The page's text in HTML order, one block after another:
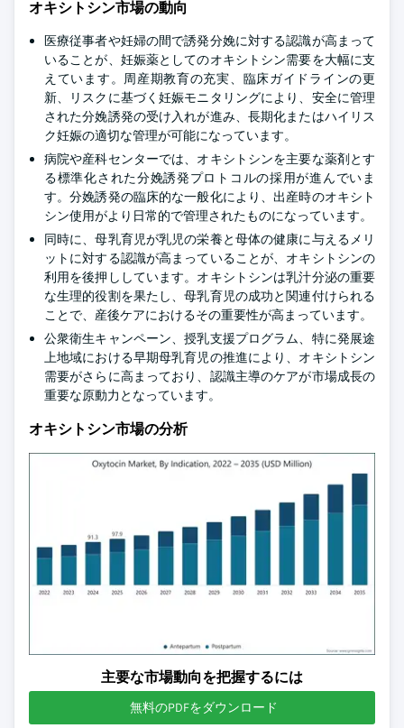
オキシトシン市場の動向
医療従事者や妊婦の間で誘発分娩に対する認識が高まって
いることが、妊娠薬としてのオキシトシン需要を大幅に支
えています。周産期教育の充実、臨床ガイドラインの更
新、リスクに基づく妊娠モニタリングにより、安全に管理
された分娩誘発の受け入れが進み、長期化またはハイリス
ク妊娠の適切な管理が可能になっています。
病院や産科センターでは、オキシトシンを主要な薬剤とす
る標準化された分娩誘発プロトコルの採用が進んでいま
す。分娩誘発の臨床的な一般化により、出産時のオキシト
シン使用がより日常的で管理されたものになっています。
同時に、母乳育児が乳児の栄養と母体の健康に与えるメリ
ットに対する認識が高まっていることが、オキシトシンの
利用を後押ししています。オキシトシンは乳汁分泌の重要
な生理的役割を果たし、母乳育児の成功と関連付けられる
ことで、産後ケアにおけるその重要性が高まっています。
公衆衛生キャンペーン、授乳支援プログラム、特に発展途
上地域における早期母乳育児の推進により、オキシトシン
需要がさらに高まっており、認識主導のケアが市場成長の
重要な原動力となっています。
オキシトシン市場の分析
主要な市場動向を把握するには
無料のPDFをダウンロード